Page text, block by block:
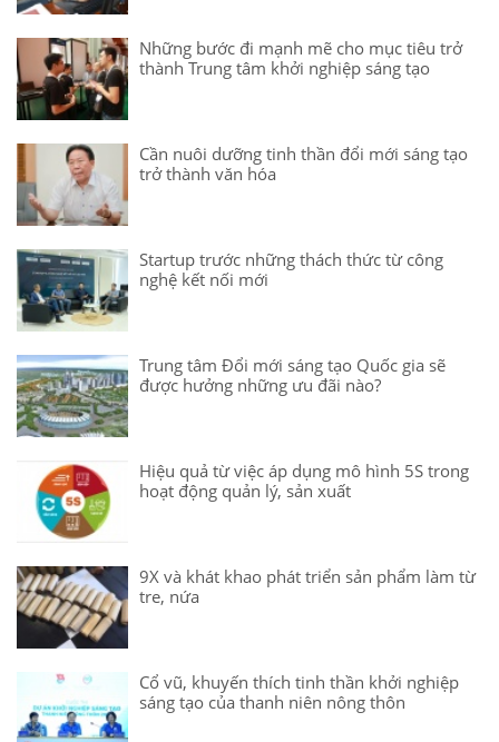
Những bước đi mạnh mẽ cho mục tiêu trở
thành Trung tâm khởi nghiệp sáng tạo
Cần nuôi dưỡng tinh thần đổi mới sáng tạo
trở thành văn hóa
Startup trước những thách thức từ công
nghệ kết nối mới
Trung tâm Đổi mới sáng tạo Quốc gia sẽ
được hưởng những ưu đãi nào?
Hiệu quả từ việc áp dụng mô hình 5S trong
hoạt động quản lý, sản xuất
9X và khát khao phát triển sản phẩm làm từ
tre, nứa
Cổ vũ, khuyến thích tinh thần khởi nghiệp
sáng tạo của thanh niên nông thôn